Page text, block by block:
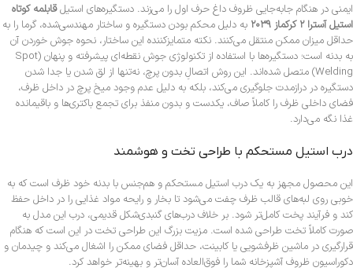
ایمنی در هنگام جابه‌جایی ظروف داغ حرف اول را می‌زند. دستگیره‌های استیلقابلمه کوتاه
استیل آسترا ۲ کرکماز ۲۰۳۹
به دلیل محکم بودن دستگیره و ساختار مهندسی‌شده، گرما را به
حداقل میزان ممکن منتقل می‌کنند. نکته متمایزکننده این ساختار، نحوه جوش خوردن آن
به بدنه است؛ دستگیره‌ها با استفاده از تکنولوژی جوش نقطه‌ای پیشرفته و پنهان (Spot
Welding) متصل شده‌اند. این روش اتصالِ بدون پرچ، نه‌تنها از لق شدن یا جدا شدن
دستگیره در درازمدت جلوگیری می‌کند، بلکه به دلیل عدم وجود میخ‌ پرچ در داخل ظرف،
فضای داخلی ظرف را کاملاً صاف، یکدست و بدون منفذ برای تجمع باکتری‌ها و باقیمانده
غذا نگه می‌دارد.
درب استیل مستحکم با طراحی تخت و هوشمند
این محصول مجهز به یک درب استیل مستحکم و هم‌جنس با بدنه خود ظرف است که به
خوبی روی لبه‌های قالب ظرف چفت می‌شود تا بخار و رایحه مواد غذایی را در داخل حفظ
کند و فرآیند پخت کامل‌تر شود. بر خلاف درب‌های گنبدی‌شکل قدیمی، درب این مدل به
صورت کاملاً تخت طراحی شده است. مزیت بزرگ این طراحی تخت در این است که هنگام
قرارگیری در ماشین ظرفشویی یا کابینت، حداقل فضای ممکن را اشغال می‌کند و چیدمان و
دکوراسیون ظروف آشپزخانه شما را فوق‌العاده آسان‌تر و بهینه‌تر خواهد کرد.